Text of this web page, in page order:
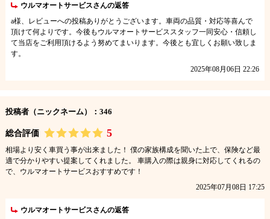
ウルマオートサービスさんの返答
a様、レビューへの投稿ありがとうございます。車両の品質・対応等喜んで
頂けて何よりです。今後もウルマオートサービススタッフ一同安心・信頼し
て当店をご利用頂けるよう努めてまいります。今後とも宜しくお願い致しま
す。
2025年08月06日 22:26
投稿者（ニックネーム）：346
総合評価 5
相場より安く車買う事が出来ました！ 僕の家族構成を聞いた上で、保険など最
適で分かりやすい提案してくれました。 車購入の際は親身に対応してくれるの
で、ウルマオートサービスおすすめです！
2025年07月08日 17:25
ウルマオートサービスさんの返答